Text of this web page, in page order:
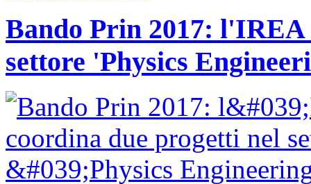
Bando Prin 2017:
settore 'Physics